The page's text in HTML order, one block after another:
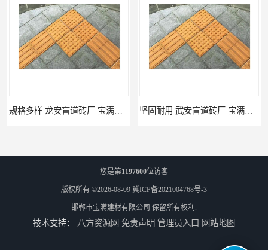
规格多样 龙安盲道砖厂 宝满建材 坚固耐用 武安盲道砖厂 宝满建材
您是第1197600位访客
版权所有 ©2026-08-09 冀ICP备2021004768号-3
邯郸市宝满建材有限公司 保留所有权利.
技术支持： 八方资源网 免责声明 管理员入口 网站地图